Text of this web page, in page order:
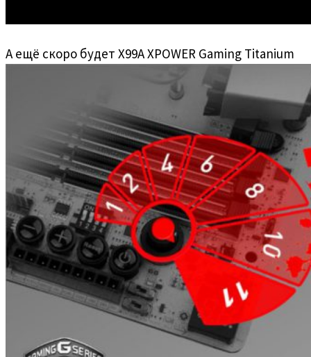
А ещё скоро будет X99A XPOWER Gaming Titanium